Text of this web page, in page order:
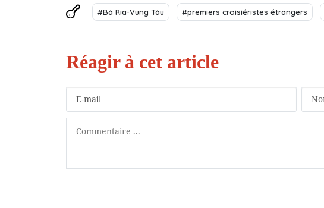
#Bà Ria-Vung Tàu #premiers croisiéristes étrangers